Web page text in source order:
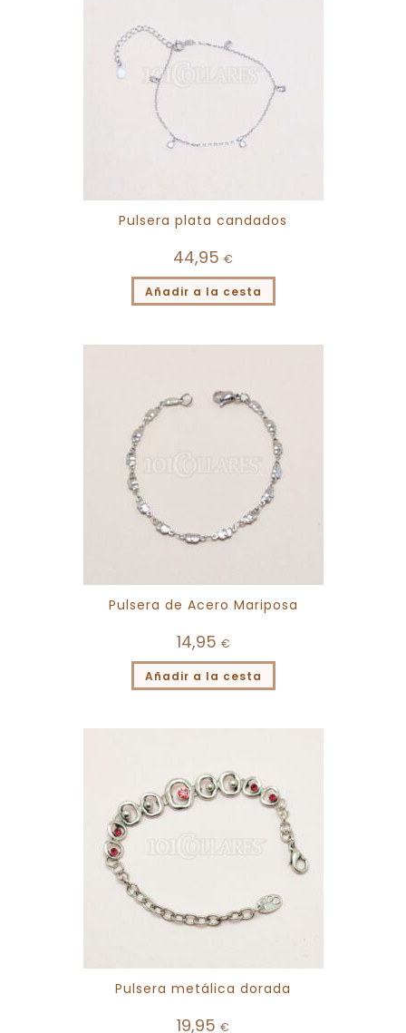
Pulsera plata candados
44,95 €
Añadir a la cesta
Pulsera de Acero Mariposa
14,95 €
Añadir a la cesta
Pulsera metálica dorada
19,95 €